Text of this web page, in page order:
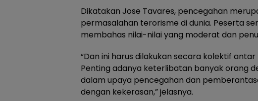
Dikatakan Jose Tavares, pencegahan
permasalahan terorisme di dunia. Peserta
membahas nilai-nilai yang moderat dan
“Dan ini harus dilakukan secara kolektif
Penting adanya keterlibatan banyak orang
dalam upaya pencegahan dan
dengan kekerasan,” jelasnya.